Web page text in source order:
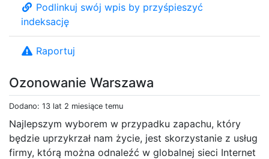
Ozonowanie Warszawa
Dodano: 13 lat 2 miesiące temu
Najlepszym wyborem w przypadku zapachu, który
będzie uprzykrzał nam życie, jest skorzystanie z usług
firmy, którą można odnaleźć w globalnej sieci Internet
Podlinkuj swój wpis by przyśpieszyć
indeksację
Raportuj